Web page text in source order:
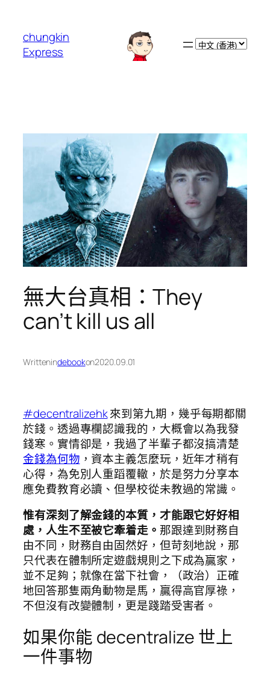
chungkin
Express
Choose
無大台真相：They
can’t kill us all
Writtenindebookon2020.09.01
#decentralizehk來到第九期，幾乎每期都關
於錢。透過專欄認識我的，大概會以為我發
錢寒。實情卻是，我過了半輩子都沒搞清楚
金錢為何物 ，資本主義怎麼玩，近年才稍有
心得，為免別人重蹈覆轍，於是努力分享本
應免費教育必讀、但學校從未教過的常識。
惟有深刻了解金錢的本質，才能跟它好好相
處，人生不至被它牽着走。 那跟達到財務自
由不同，財務自由固然好，但苛刻地說，那
只代表在體制所定遊戲規則之下成為贏家，
並不足夠；就像在當下社會，（政治）正確
地回答那隻兩角動物是馬，贏得高官厚祿，
不但沒有改變體制，更是踐踏受害者。
如果你能 decentralize 世上
一件事物